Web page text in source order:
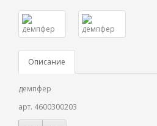
Описание
демпфер
арт. 4600300203